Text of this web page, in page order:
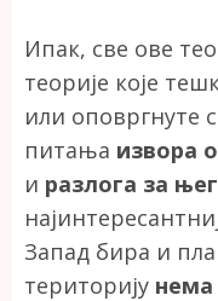
Ипак, све ове
теорије које
или оповргнуте
питања извора
и разлога за
Запад бира и
територију нема